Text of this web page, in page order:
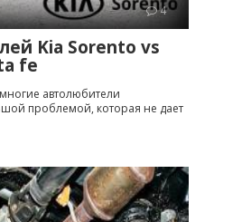
4
Kia Sorento vs
fe
автолюбители
проблемой, которая не дает